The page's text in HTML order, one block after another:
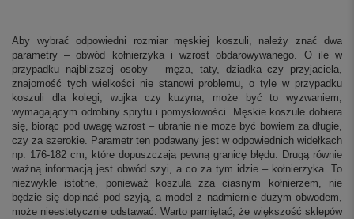
Aby wybrać odpowiedni rozmiar męskiej koszuli, należy znać dwa
parametry – obwód kołnierzyka i wzrost obdarowywanego. O ile w
przypadku najbliższej osoby – męża, taty, dziadka czy przyjaciela,
znajomość tych wielkości nie stanowi problemu, o tyle w przypadku
koszuli dla kolegi, wujka czy kuzyna, może być to wyzwaniem,
wymagającym odrobiny sprytu i pomysłowości. Męskie koszule dobiera
się, biorąc pod uwagę wzrost – ubranie nie może być bowiem za długie,
czy za szerokie. Parametr ten podawany jest w odpowiednich widełkach
np. 176-182 cm, które dopuszczają pewną granicę błędu. Drugą równie
ważną informacją jest obwód szyi, a co za tym idzie – kołnierzyka. To
niezwykle istotne, ponieważ koszula zza ciasnym kołnierzem, nie
będzie się dopinać pod szyją, a model z nadmiernie dużym obwodem,
może nieestetycznie odstawać. Warto pamiętać, że większość sklepów